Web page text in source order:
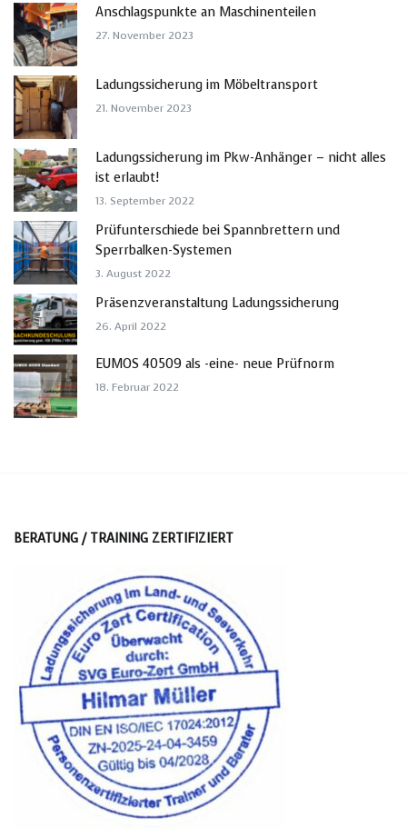
Anschlagspunkte an Maschinenteilen
27. November 2023
Ladungssicherung im Möbeltransport
21. November 2023
Ladungssicherung im Pkw-Anhänger – nicht alles
ist erlaubt!
13. September 2022
Prüfunterschiede bei Spannbrettern und
Sperrbalken-Systemen
3. August 2022
Präsenzveranstaltung Ladungssicherung
26. April 2022
EUMOS 40509 als -eine- neue Prüfnorm
18. Februar 2022
BERATUNG / TRAINING ZERTIFIZIERT